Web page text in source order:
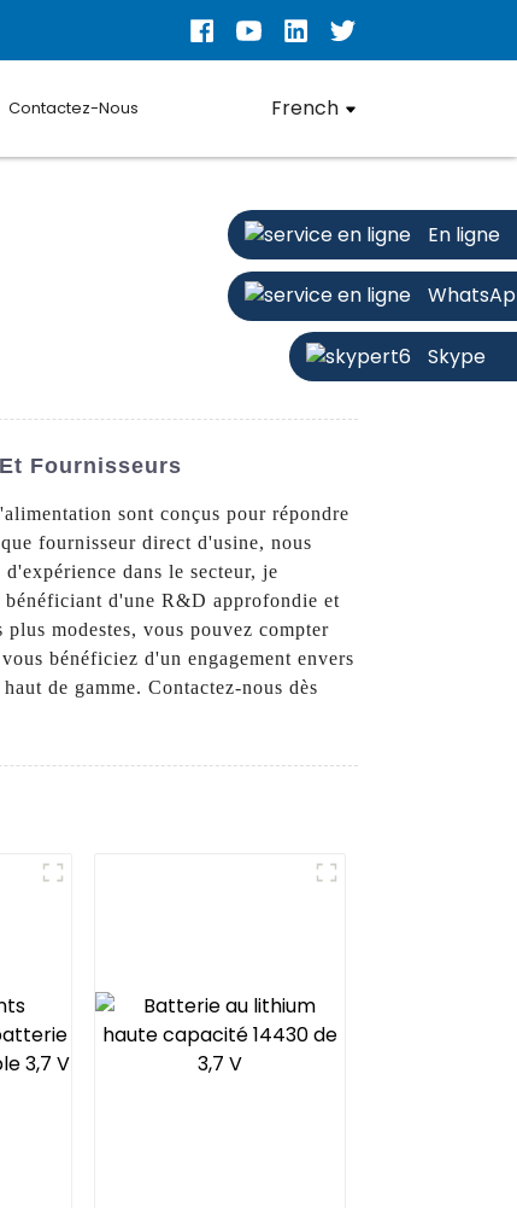
Contactez-Nous French
En ligne
Skype
Fournisseurs
sont conçus pour répondre
fournisseur direct d'usine, nous
dans le secteur, je
bénéficiant d'une R&D approfondie et
modestes, vous pouvez compter
bénéficiez d'un engagement envers
de gamme. Contactez-nous dès